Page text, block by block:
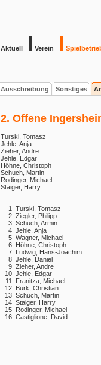
Aktuell Verein
Ausschreibung Sonstiges
2. Offene
Turski, Tomasz
Jehle, Anja
Zieher, Andre
Jehle, Edgar
Höhne, Christoph
Schuch, Martin
Rodinger, Michael
Staiger, Harry
1
Turski, Tomasz
2 Ziegler, Philipp
3 Schuch, Armin
4 Jehle, Anja
5 Wagner, Michael
6 Höhne, Christoph
7 Ludwig, Hans-Joachim
8 Jehle, Daniel
9 Zieher, Andre
10 Jehle, Edgar
11
Franitza, Michael
12 Burk, Christian
13 Schuch, Martin
14 Staiger, Harry
15 Rodinger, Michael
16 Castiglione, David